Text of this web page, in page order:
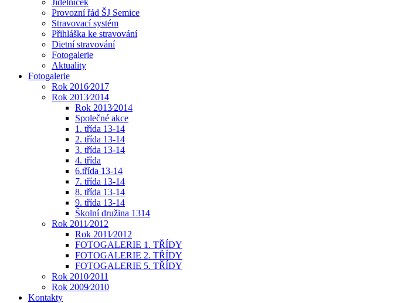
Jídelníček
Provozní řád ŠJ Semice
Stravovací systém
Přihláška ke stravování
Dietní stravování
Fotogalerie
Aktuality
Fotogalerie
Rok 2016⁄2017
Rok 2013⁄2014
Rok 2013⁄2014
Společné akce
1. třída 13-14
2. třída 13-14
3. třída 13-14
4. třída
6.třída 13-14
7. třída 13-14
8. třída 13-14
9. třída 13-14
Školní družina 1314
Rok 2011⁄2012
Rok 2011⁄2012
FOTOGALERIE 1. TŘÍDY
FOTOGALERIE 2. TŘÍDY
FOTOGALERIE 5. TŘÍDY
Rok 2010⁄2011
Rok 2009⁄2010
Kontakty